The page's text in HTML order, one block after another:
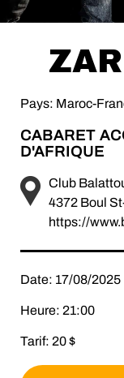
Pays: Maroc-
CABARET
D'AFRIQUE
Club
4372 Boul
https://
Date: 17/08/2025
Heure: 21:00
Tarif: 20 $